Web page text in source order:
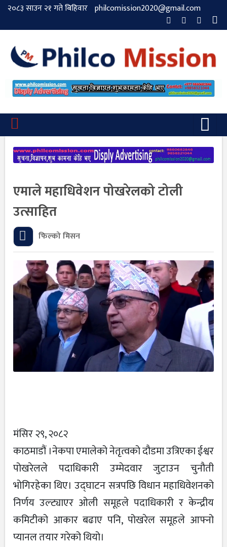
२०८३ साउन २१ गते बिहिवार philcomission2020@gmail.com
एमाले महाधिवेशन पोखरेलको टोली
उत्साहित
फिल्को मिसन
मंसिर २९, २०८२
काठमाडौं ।नेकपा एमालेको नेतृत्वको दौडमा उत्रिएका ईश्वर
पोखरेलले पदाधिकारी उम्मेदवार जुटाउन चुनौती
भोगिरहेका थिए। उद्घाटन सत्रपछि विधान महाधिवेशनको
निर्णय उल्ट्याएर ओली समूहले पदाधिकारी र केन्द्रीय
कमिटीको आकार बढाए पनि, पोखरेल समूहले आफ्नो
प्यानल तयार गरेको थियो।